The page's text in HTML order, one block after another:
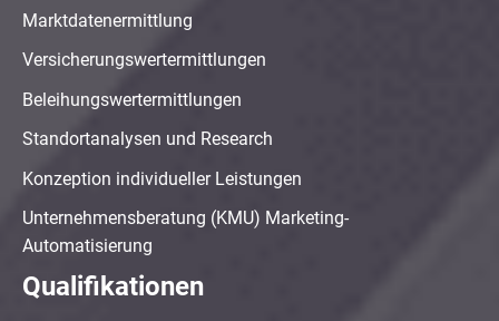
Marktdatenermittlung
Versicherungswertermittlungen
Beleihungswertermittlungen
Standortanalysen und Research
Konzeption individueller Leistungen
Unternehmensberatung (KMU) Marketing-
Automatisierung
Qualifikationen